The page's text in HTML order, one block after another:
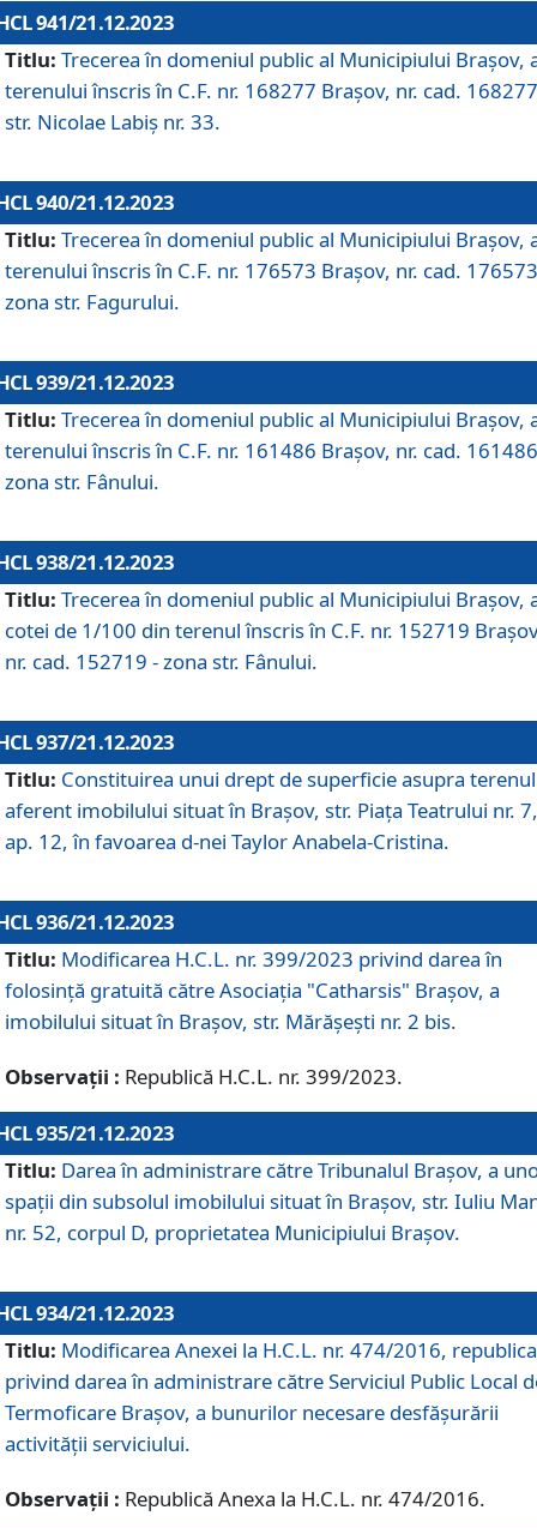
941/21.12.2023
Titlu: Trecerea în domeniul public al Municipiului Braşov,
terenului înscris în C.F. nr. 168277 Brașov, nr. cad.
str. Nicolae Labiș nr. 33.
940/21.12.2023
Titlu: Trecerea în domeniul public al Municipiului Braşov,
terenului înscris în C.F. nr. 176573 Brașov, nr. cad.
zona str. Fagurului.
939/21.12.2023
Titlu: Trecerea în domeniul public al Municipiului Braşov,
terenului înscris în C.F. nr. 161486 Brașov, nr. cad.
zona str. Fânului.
938/21.12.2023
Titlu: Trecerea în domeniul public al Municipiului Braşov,
cotei de 1/100 din terenul înscris în C.F. nr. 152719
nr. cad. 152719 - zona str. Fânului.
937/21.12.2023
Titlu: Constituirea unui drept de superficie asupra
aferent imobilului situat în Brașov, str. Piața Teatrului nr. 7,
ap. 12, în favoarea d-nei Taylor Anabela-Cristina.
936/21.12.2023
Titlu: Modificarea H.C.L. nr. 399/2023 privind darea în
folosinţă gratuită către Asociaţia "Catharsis" Brașov, a
imobilului situat în Braşov, str. Mărăşeşti nr. 2 bis.
Observații : Republică H.C.L. nr. 399/2023.
935/21.12.2023
Titlu: Darea în administrare către Tribunalul Brașov, a
spații din subsolul imobilului situat în Brașov, str. Iuliu
nr. 52, corpul D, proprietatea Municipiului Brașov.
934/21.12.2023
Titlu: Modificarea Anexei la H.C.L. nr. 474/2016,
privind darea în administrare către Serviciul Public Local
Termoficare Braşov, a bunurilor necesare desfăşurării
activităţii serviciului.
Observații : Republică Anexa la H.C.L. nr. 474/2016.